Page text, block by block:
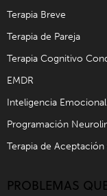
Terapia Breve
Terapia de Pareja
Terapia Cognitivo
EMDR
Inteligencia Emocional
Programación
Terapia de
PROBLEMAS